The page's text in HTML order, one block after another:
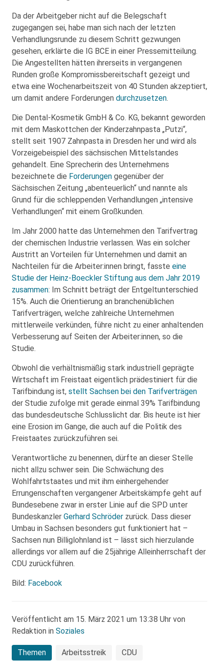
Da der Arbeitgeber nicht auf die Belegschaft
zugegangen sei, habe man sich nach der letzten
Verhandlungsrunde zu diesem Schritt gezwungen
gesehen, erklärte die IG BCE in einer Pressemitteilung.
Die Angestellten hätten ihrerseits in vergangenen
Runden große Kompromissbereitschaft gezeigt und
etwa eine Wochenarbeitszeit von 40 Stunden akzeptiert,
um damit andere Forderungen durchzusetzen.
Die Dental-Kosmetik GmbH & Co. KG, bekannt geworden
mit dem Maskottchen der Kinderzahnpasta „Putzi“,
stellt seit 1907 Zahnpasta in Dresden her und wird als
Vorzeigebeispiel des sächsischen Mittelstandes
gehandelt. Eine Sprecherin des Unternehmens
bezeichnete die Forderungen gegenüber der
Sächsischen Zeitung „abenteuerlich“ und nannte als
Grund für die schleppenden Verhandlungen „intensive
Verhandlungen“ mit einem Großkunden.
Im Jahr 2000 hatte das Unternehmen den Tarifvertrag
der chemischen Industrie verlassen. Was ein solcher
Austritt an Vorteilen für Unternehmen und damit an
Nachteilen für die Arbeiter:innen bringt, fasste eine
Studie der Heinz-Boeckler Stiftung aus dem Jahr 2019
zusammen: Im Schnitt beträgt der Entgeltunterschied
15%. Auch die Orientierung an branchenüblichen
Tarifverträgen, welche zahlreiche Unternehmen
mittlerweile verkünden, führe nicht zu einer anhaltenden
Verbesserung auf Seiten der Arbeiter:innen, so die
Studie.
Obwohl die verhältnismäßig stark industriell geprägte
Wirtschaft im Freistaat eigentlich prädestiniert für die
Tarifbindung ist, stellt Sachsen bei den Tarifverträgen
der Studie zufolge mit gerade einmal 39% Tarifbindung
das bundesdeutsche Schlusslicht dar. Bis heute ist hier
eine Erosion im Gange, die auch auf die Politik des
Freistaates zurückzuführen sei.
Verantwortliche zu benennen, dürfte an dieser Stelle
nicht allzu schwer sein. Die Schwächung des
Wohlfahrtstaates und mit ihm einhergehender
Errungenschaften vergangener Arbeitskämpfe geht auf
Bundesebene zwar in erster Linie auf die SPD unter
Bundeskanzler Gerhard Schröder zurück. Dass dieser
Umbau in Sachsen besonders gut funktioniert hat –
Sachsen nun Billiglohnland ist – lässt sich hierzulande
allerdings vor allem auf die 25jährige Alleinherrschaft der
CDU zurückführen.
Bild: Facebook
Veröffentlicht am 15. März 2021 um 13:38 Uhr von
Redaktion in Soziales
Themen Arbeitsstreik CDU